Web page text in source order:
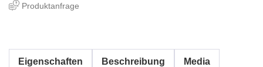
Produktanfrage
Eigenschaften Beschreibung Media